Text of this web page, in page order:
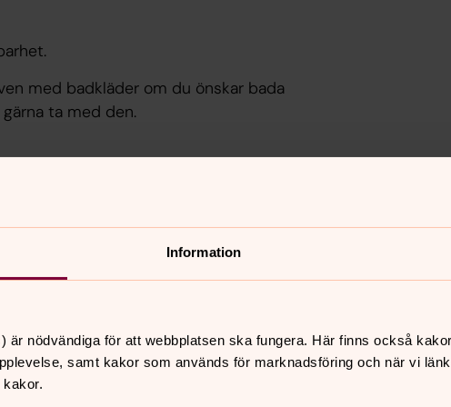
Information
är nödvändiga för att webbplatsen ska fungera. Här finns också
samt kakor som används för marknadsföring och när vi
med badkläder om du önskar bada
ta med den.
0589-884 47 eller mail:
någon helig plats. I ett historiskt
vilket knöt samman olika heliga
och vissa används ännu i dag.
tystnad, delande och
den moderna pilgrimen. Pilgrim
det yttre och som vet hur det är